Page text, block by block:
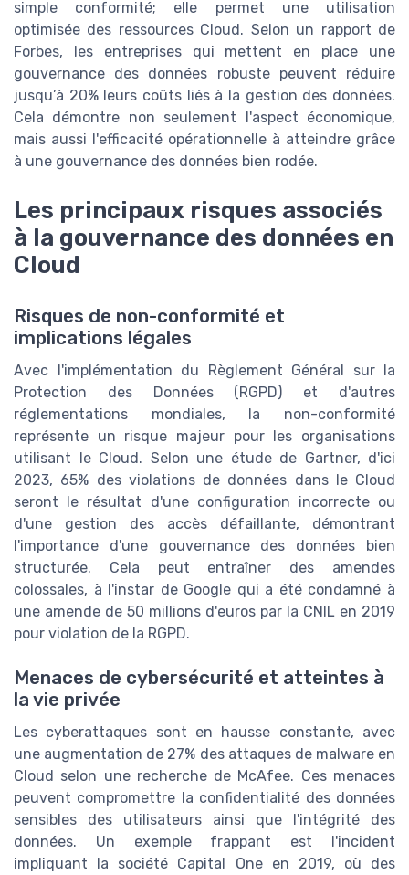
simple conformité; elle permet une utilisation
optimisée des ressources Cloud. Selon un rapport de
Forbes, les entreprises qui mettent en place une
gouvernance des données robuste peuvent réduire
jusqu’à 20% leurs coûts liés à la gestion des données.
Cela démontre non seulement l'aspect économique,
mais aussi l'efficacité opérationnelle à atteindre grâce
à une gouvernance des données bien rodée.
Les principaux risques associés
à la gouvernance des données en
Cloud
Risques de non-conformité et
implications légales
Avec l'implémentation du Règlement Général sur la
Protection des Données (RGPD) et d'autres
réglementations mondiales, la non-conformité
représente un risque majeur pour les organisations
utilisant le Cloud. Selon une étude de Gartner, d'ici
2023, 65% des violations de données dans le Cloud
seront le résultat d'une configuration incorrecte ou
d'une gestion des accès défaillante, démontrant
l'importance d'une gouvernance des données bien
structurée. Cela peut entraîner des amendes
colossales, à l'instar de Google qui a été condamné à
une amende de 50 millions d'euros par la CNIL en 2019
pour violation de la RGPD.
Menaces de cybersécurité et atteintes à
la vie privée
Les cyberattaques sont en hausse constante, avec
une augmentation de 27% des attaques de malware en
Cloud selon une recherche de McAfee. Ces menaces
peuvent compromettre la confidentialité des données
sensibles des utilisateurs ainsi que l'intégrité des
données. Un exemple frappant est l'incident
impliquant la société Capital One en 2019, où des